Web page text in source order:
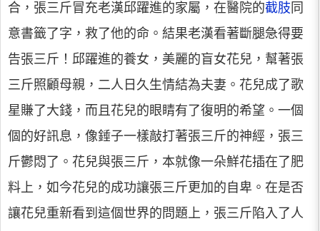
合，張三斤冒充老漢邱躍進的家屬，在醫院的截肢 同
意書籤了字，救了他的命。結果老漢看著斷腿急得要
告張三斤！邱躍進的養女，美麗的盲女花兒，幫著張
三斤照顧母親，二人日久生情結為夫妻。花兒成了歌
星賺了大錢，而且花兒的眼睛有了復明的希望。一個
個的好訊息，像錘子一樣敲打著張三斤的神經，張三
斤鬱悶了。花兒與張三斤，本就像一朵鮮花插在了肥
料上，如今花兒的成功讓張三斤更加的自卑。在是否
讓花兒重新看到這個世界的問題上，張三斤陷入了人